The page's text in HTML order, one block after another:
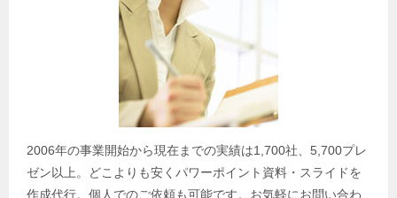
2006年の事業開始から現在までの実績は1,700社、5,700プレ
ゼン以上。どこよりも安くパワーポイント資料・スライドを
作成代行。個人でのご依頼も可能です。お気軽にお問い合わ